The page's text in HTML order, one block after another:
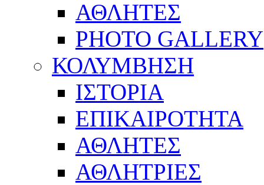
ΑΘΛΗΤΕΣ
PHOTO GALLERY
ΚΟΛΥΜΒΗΣΗ
ΙΣΤΟΡΙΑ
ΕΠΙΚΑΙΡΟΤΗΤΑ
ΑΘΛΗΤΕΣ
ΑΘΛΗΤΡΙΕΣ